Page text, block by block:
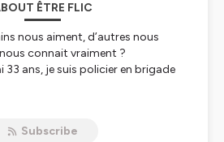
ÊTRE FLIC
nous aiment, d’autres nous
connait vraiment ?
33 ans, je suis policier en brigade
découvrir l’histoire de
Subscribe